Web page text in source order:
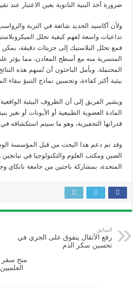
ضرورة أخذ البنية النانوية بعين الاعتبار عند
ولأن أكاسيد الحديد شائعة في التربة
تداعيات واسعة لفهم كيفية تحلل
فمع تحلل البلاستيك إلى جزيئات دقيقة،
المتسربة منه مع أسطح المعادن، مما يؤثر
المحتملة. ويأمل الباحثون أن تُسهم هذه
بيئية أكثر كفاءة، وتحسين نماذج التنبؤ ببقاء
ويشير الفريق إلى أن الظروف البيئية
المادة العضوية الطبيعية أو الأيونات أو تغير
قدراتها التحفيزية، وهو ما سيتم استكشافه
وقد تم دعم هذا البحث من قبل المؤسسة
الصين ومكتب العلوم والتكنولوجيا في تيانجين
المتحدة، بمشاركة باحثين من جامعة نانكاي و
السابق
رفع الأثقال يتفوق على الجري في
تحسين سكر الدم
منح سفر
العلميين ٢٠٢٥ في جنوب أفريقيا